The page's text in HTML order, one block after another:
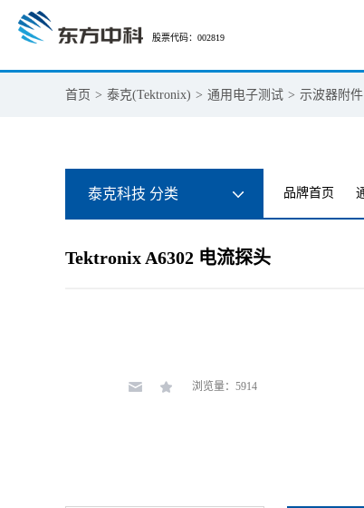
股票代码：002819
首页 > 泰克(Tektronix) > 通用电子测试 > 示波器附件
泰克科技 分类 品牌首页
Tektronix A6302 电流探头
浏览量：5914